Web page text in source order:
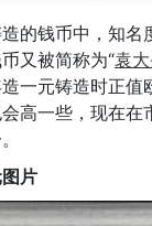
钱币中，知名
又被简称为“袁
一元铸造时正值
高一些，现在在
片